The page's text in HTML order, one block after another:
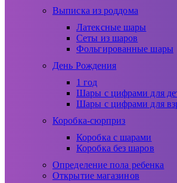
Выписка из роддома
Латексные шары
Сеты из шаров
Фольгированные шары
День Рождения
1 год
Шары с цифрами для
Шары с цифрами для
Коробка-сюрприз
Коробка с шарами
Коробка без шаров
Определение пола ребенка
Открытие магазинов